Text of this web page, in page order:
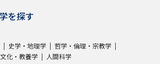
サイエンス特集
３択
新学年スタート号特集ページ（高3生用）
スタート号特集ページ（高2生用）
を探す
史学・地理学
哲学・倫理・宗教学
文化・教養学 人間科学